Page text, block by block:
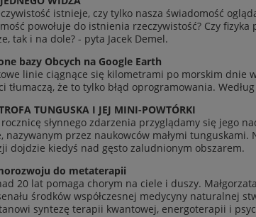
ist­nieje, czy tylko nasza świado­mość
powołuje do ist­nienia rzeczy­wis­tość? Czy
tak i na dole? - pyta Jacek Demel.
bazy Obcych na Google Earth
linie ciągnące się kilo­me­trami po morskim dnie
tłu­maczą, że to tylko błąd opro­gramowa­nia.
TUN­GUSKA I JEJ MINI-POWTÓRKI
rocznicę słyn­nego zdarzenia przyglą­damy się jego
nazy­wanym przez naukow­ców małymi
dojdzie kiedyś nad gęsto zalud­nionym obszarem.
do metat­er­apii
20 lat pomaga chorym na ciele i duszy.
środ­ków współczes­nej medy­cyny nat­u­ral­nej
syn­tezę ter­apii kwan­towej, ener­goter­apii i